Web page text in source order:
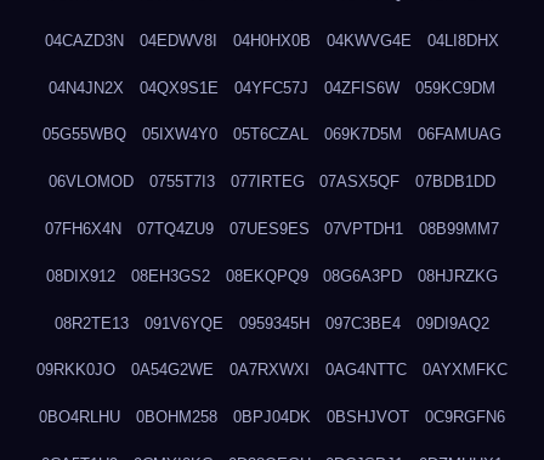
04CAZD3N 04EDWV8I 04H0HX0B 04KWVG4E 04LI8DHX
04N4JN2X 04QX9S1E 04YFC57J 04ZFIS6W 059KC9DM
05G55WBQ 05IXW4Y0 05T6CZAL 069K7D5M 06FAMUAG
06VLOMOD 0755T7I3 077IRTEG 07ASX5QF 07BDB1DD
07FH6X4N 07TQ4ZU9 07UES9ES 07VPTDH1 08B99MM7
08DIX912 08EH3GS2 08EKQPQ9 08G6A3PD 08HJRZKG
08R2TE13 091V6YQE 0959345H 097C3BE4 09DI9AQ2
09RKK0JO 0A54G2WE 0A7RXWXI 0AG4NTTC 0AYXMFKC
0BO4RLHU 0BOHM258 0BPJ04DK 0BSHJVOT 0C9RGFN6